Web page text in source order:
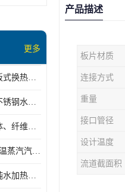
更多
汽水换热机组水水板式换热机组板式热交换机组厂家专业定制
空调制冷采暖适用不锈钢水水汽水板式换热器
湖南益阳宽流道固体、纤维、浆状物质加热冷却冷凝蒸发板式换热器
湖南娄底承300℃高温蒸汽汽水二级换热器
湖南欧力德药液、纯水加热、冷却、蒸发及杀菌用卫生级板式换热器
产品描述
板片材质
连接方式
重量
接口管径
设计温度
流道截面积